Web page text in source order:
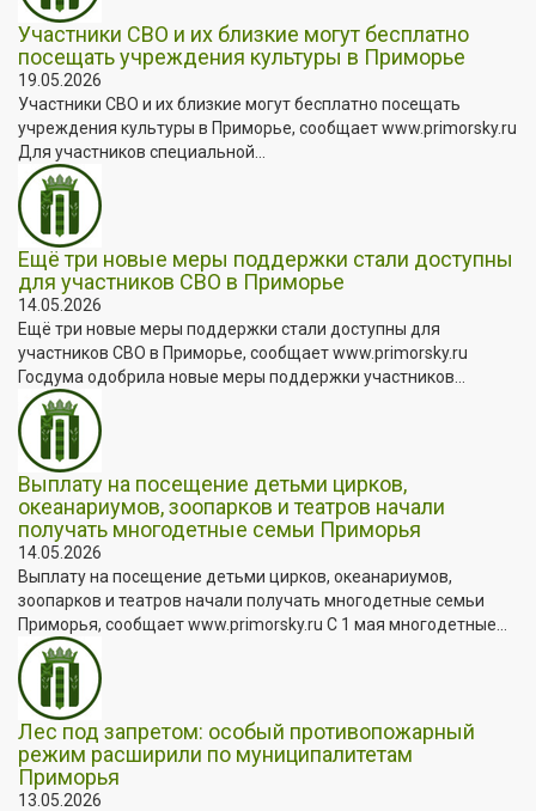
Участники СВО и их близкие могут бесплатно
посещать учреждения культуры в Приморье
19.05.2026
Участники СВО и их близкие могут бесплатно посещать
учреждения культуры в Приморье, сообщает www.primorsky.ru
Для участников специальной...
Ещё три новые меры поддержки стали доступны
для участников СВО в Приморье
14.05.2026
Ещё три новые меры поддержки стали доступны для
участников СВО в Приморье, сообщает www.primorsky.ru
Госдума одобрила новые меры поддержки участников...
Выплату на посещение детьми цирков,
океанариумов, зоопарков и театров начали
получать многодетные семьи Приморья
14.05.2026
Выплату на посещение детьми цирков, океанариумов,
зоопарков и театров начали получать многодетные семьи
Приморья, сообщает www.primorsky.ru С 1 мая многодетные...
Лес под запретом: особый противопожарный
режим расширили по муниципалитетам
Приморья
13.05.2026